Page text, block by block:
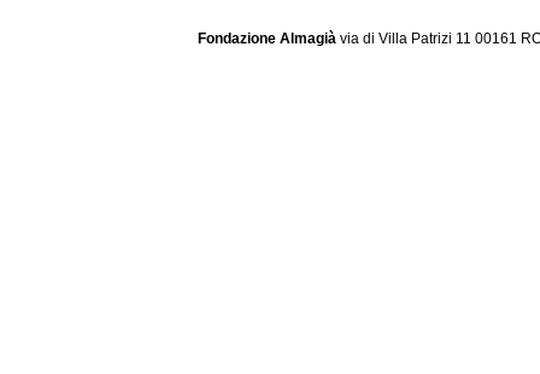
Fondazione Almagià via di Villa Patrizi 11 00161